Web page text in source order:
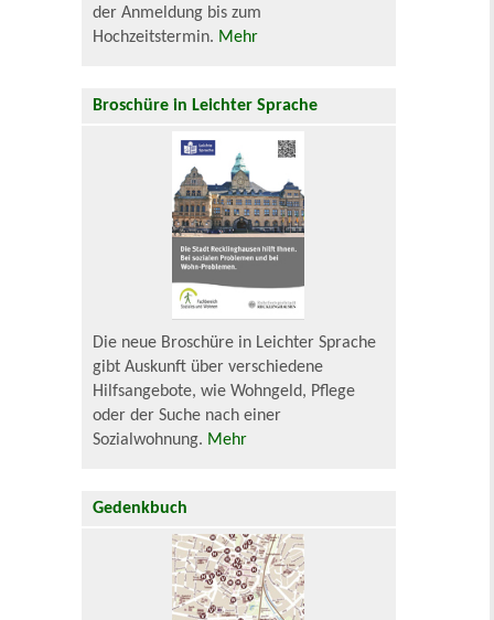
der Anmeldung bis zum
Hochzeitstermin. Mehr
Broschüre in Leichter Sprache
Die neue Broschüre in Leichter Sprache
gibt Auskunft über verschiedene
Hilfsangebote, wie Wohngeld, Pflege
oder der Suche nach einer
Sozialwohnung. Mehr
Gedenkbuch